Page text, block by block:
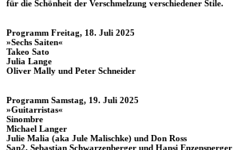
für die Schönheit der Verschmelzung verschiedener Stile.
Programm Freitag, 18. Juli 2025
»Sechs Saiten«
Takeo Sato
Julia Lange
Oliver Mally und Peter Schneider
Programm Samstag, 19. Juli 2025
»Guitarristas«
Sinombre
Michael Langer
Julie Malia (aka Jule Malischke) und Don Ross
San2, Sebastian Schwarzenberger und Hansi Enzensperger